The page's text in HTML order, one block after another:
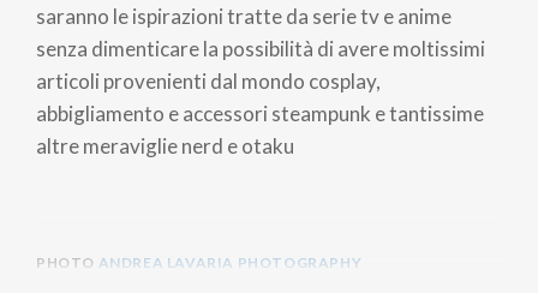
saranno le ispirazioni tratte da serie tv e anime
senza dimenticare la possibilità di avere moltissimi
articoli provenienti dal mondo cosplay,
abbigliamento e accessori steampunk e tantissime
altre meraviglie nerd e otaku
PHOTO ANDREA LAVARIA PHOTOGRAPHY